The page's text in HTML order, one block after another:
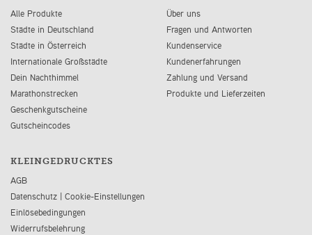
Alle Produkte
Städte in Deutschland
Städte in Österreich
Internationale Großstädte
Dein Nachthimmel
Marathonstrecken
Geschenkgutscheine
Gutscheincodes
Über uns
Fragen und Antworten
Kundenservice
Kundenerfahrungen
Zahlung und Versand
Produkte und Lieferzeiten
KLEINGEDRUCKTES
AGB
Datenschutz | Cookie-Einstellungen
Einlösebedingungen
Widerrufsbelehrung